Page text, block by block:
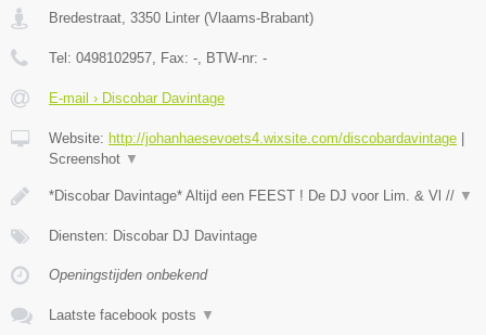
Bredestraat, 3350 Linter (Vlaams-Brabant)
Tel: 0498102957, Fax: -, BTW-nr: -
E-mail › Discobar Davintage
Website: http://johanhaesevoets4.wixsite.com/discobardavintage
Screenshot ▼
*Discobar Davintage* Altijd een FEEST ! De DJ voor Lim. & Vl // ▼
Diensten: Discobar DJ Davintage
Openingstijden onbekend
Laatste facebook posts ▼